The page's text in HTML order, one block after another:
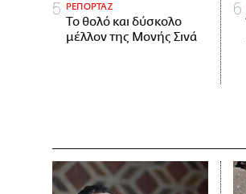
ΡΕΠΟΡΤΑΖ
Το θολό και δύσκολο
μέλλον της Μονής Σινά